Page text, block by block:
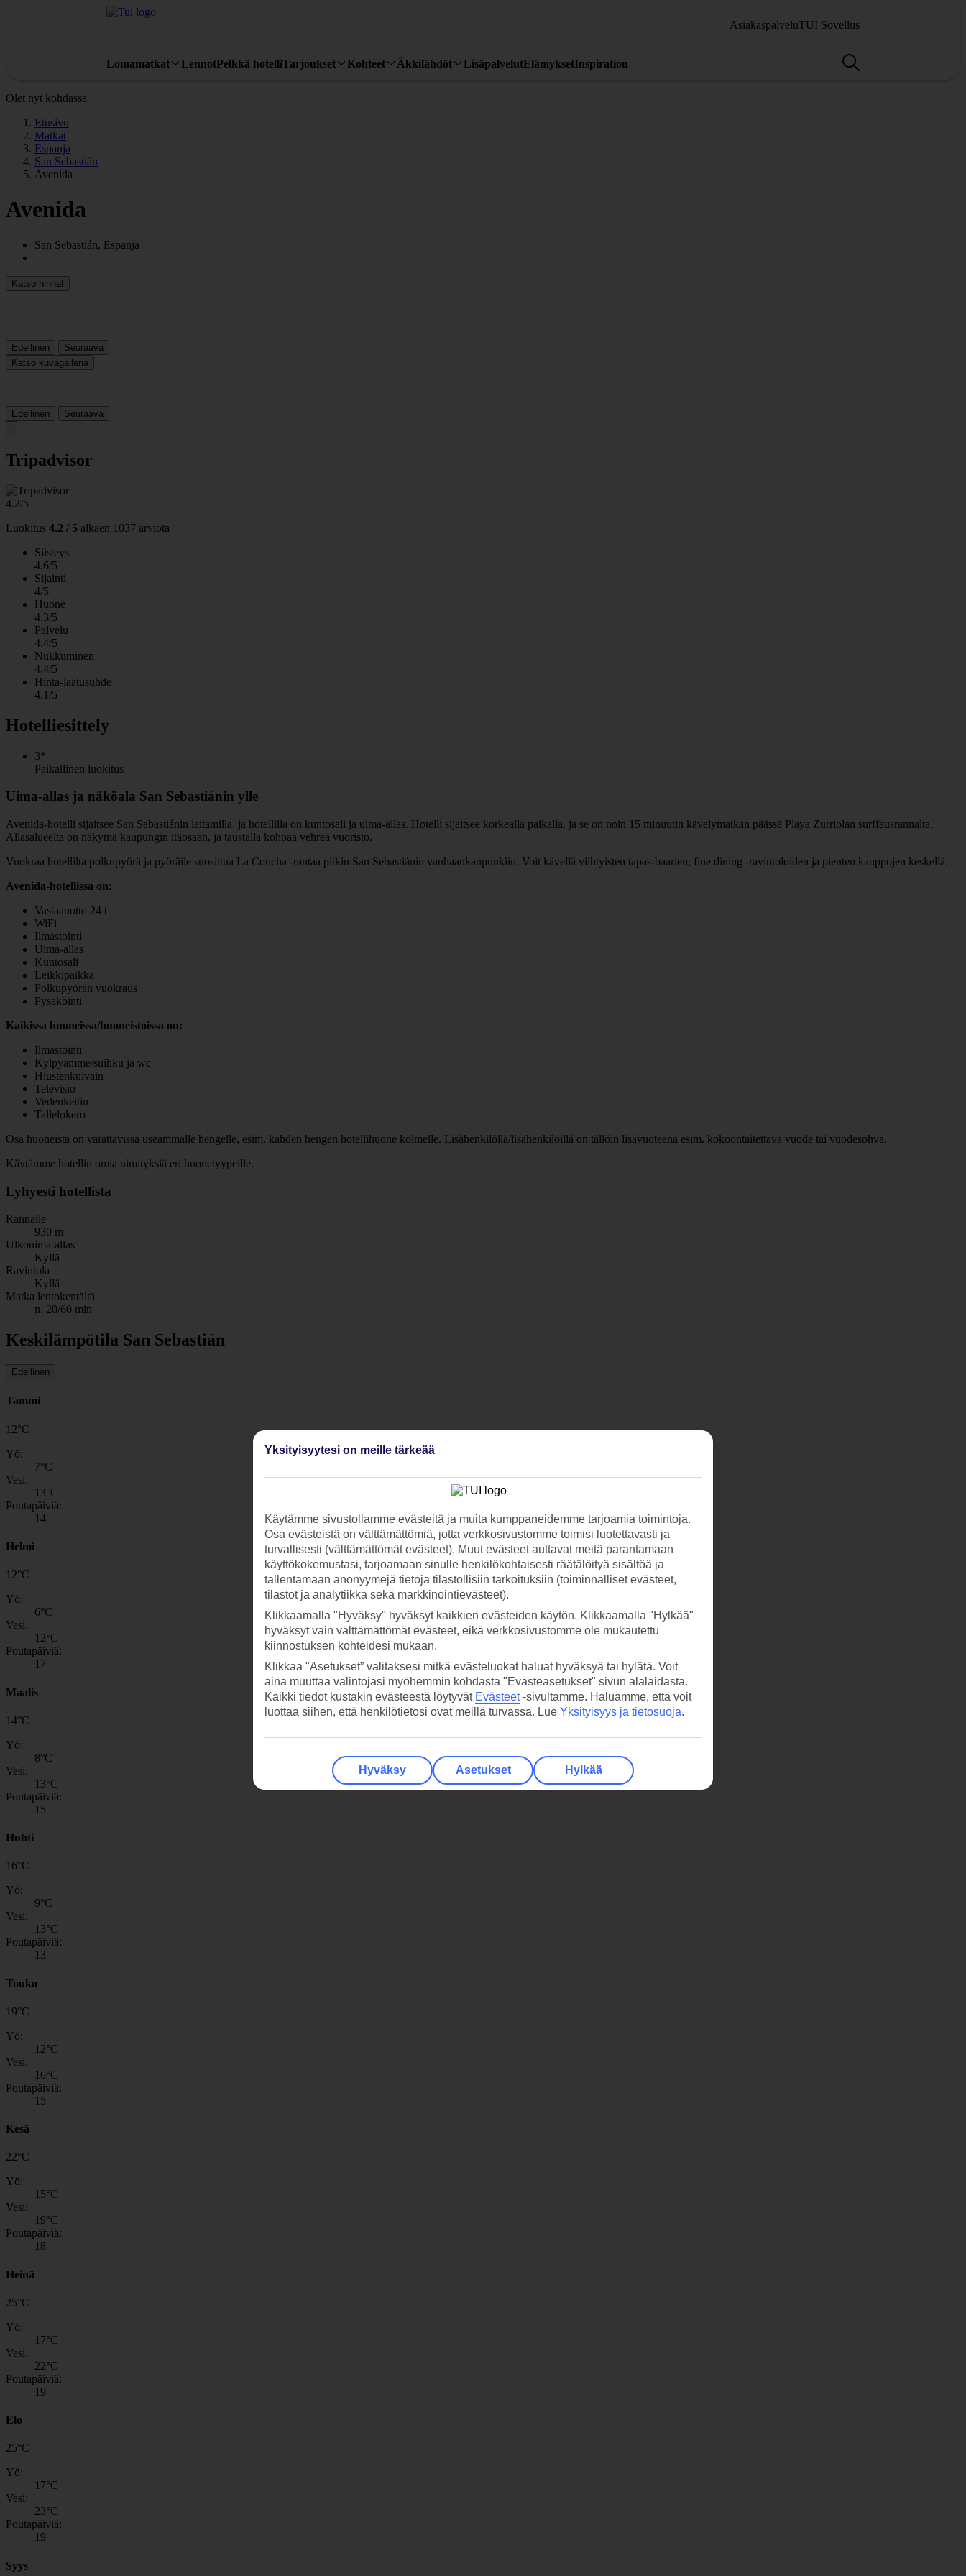
AsiakaspalveluTUI Sovellus
Lomamatkat LennotPelkkä hotelliTarjoukset Kohteet Äkkilähdöt LisäpalvelutElämyksetInspiration
Olet nyt kohdassa
Etusivu
Matkat
Espanja
San Sebastián
Avenida
Avenida
San Sebastián, Espanja
Katso hinnat
Edellinen
Seuraava
Katso kuvagalleria
Edellinen Seuraava
Tripadvisor
4.2/5
Luokitus 4.2 / 5 alkaen 1037 arviota
Siisteys
4.6/5
Sijainti
4/5
Huone
4.3/5
Palvelu
4.4/5
Nukkuminen
4.4/5
Hinta-laatusuhde
4.1/5
Hotelliesittely
3*
Paikallinen luokitus
Uima-allas ja näköala San Sebastiánin ylle
Avenida-hotelli sijaitsee San Sebastiánin laitamilla, ja hotellilla on kuntosali ja uima-allas. Hotelli sijaitsee korkealla paikalla, ja se on noin 15 minuutin kävelymatkan päässä Playa Zurriolan surffausrannalta.
Allasalueelta on näkymä kaupungin itäosaan, ja taustalla kohoaa vehreä vuoristo.
Vuokraa hotellilta polkupyörä ja pyöräile suosittua La Concha -rantaa pitkin San Sebastiánin vanhaankaupunkiin. Voit kävellä viihtyisten tapas-baarien, fine dining -ravintoloiden ja pienten kauppojen keskellä.
Avenida-hotellissa on:
Vastaanotto 24 t
WiFi
Ilmastointi
Uima-allas
Kuntosali
Leikkipaikka
Polkupyörän vuokraus
Pysäköinti
Kaikissa huoneissa/huoneistoissa on:
Ilmastointi
Kylpyamme/suihku ja wc
Hiustenkuivain
Televisio
Vedenkeitin
Tallelokero
Osa huoneista on varattavissa useammalle hengelle, esim. kahden hengen hotellihuone kolmelle. Lisähenkilöllä/lisähenkilöillä on tällöin lisävuoteena esim. kokoontaitettava vuode tai vuodesohva.
Käytämme hotellin omia nimityksiä eri huonetyypeille.
Lyhyesti hotellista
Rannalle
930 m
Ulkouima-allas
Kyllä
Ravintola
Kyllä
Matka lentokentältä
n. 20/60 min
Keskilämpötila San Sebastián
Edellinen
Tammi
12°C
Yö:
7°C
Vesi:
13°C
Poutapäiviä:
14
Helmi
12°C
Yö:
6°C
Vesi:
12°C
Poutapäiviä:
17
Maalis
14°C
Yö:
8°C
Vesi:
13°C
Poutapäiviä:
15
Huhti
16°C
Yö:
9°C
Vesi:
13°C
Poutapäiviä:
13
Touko
19°C
Yö:
12°C
Vesi:
16°C
Poutapäiviä:
15
Kesä
22°C
Yö:
15°C
Vesi:
19°C
Poutapäiviä:
18
Heinä
25°C
Yö:
17°C
Vesi:
22°C
Poutapäiviä:
19
Elo
25°C
Yö:
17°C
Vesi:
23°C
Poutapäiviä:
19
Syys
Yksityisyytesi on meille tärkeää
Käytämme sivustollamme evästeitä ja muita kumppaneidemme tarjoamia toimintoja.
Osa evästeistä on välttämättömiä, jotta verkkosivustomme toimisi luotettavasti ja
turvallisesti (välttämättömät evästeet). Muut evästeet auttavat meitä parantamaan
käyttökokemustasi, tarjoamaan sinulle henkilökohtaisesti räätälöityä sisältöä ja
tallentamaan anonyymejä tietoja tilastollisiin tarkoituksiin (toiminnalliset evästeet,
tilastot ja analytiikka sekä markkinointievästeet).
Klikkaamalla "Hyväksy" hyväksyt kaikkien evästeiden käytön. Klikkaamalla "Hylkää"
hyväksyt vain välttämättömät evästeet, eikä verkkosivustomme ole mukautettu
kiinnostuksen kohteidesi mukaan.
Klikkaa "Asetukset” valitaksesi mitkä evästeluokat haluat hyväksyä tai hylätä. Voit
aina muuttaa valintojasi myöhemmin kohdasta "Evästeasetukset" sivun alalaidasta.
Kaikki tiedot kustakin evästeestä löytyvät Evästeet-sivultamme. Haluamme, että voit
luottaa siihen, että henkilötietosi ovat meillä turvassa. Lue Yksityisyys ja tietosuoja.
Hyväksy Asetukset Hylkää